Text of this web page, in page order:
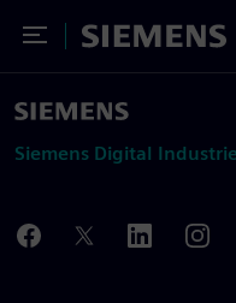
Toggle Menu
Siemens
Siemens Digital